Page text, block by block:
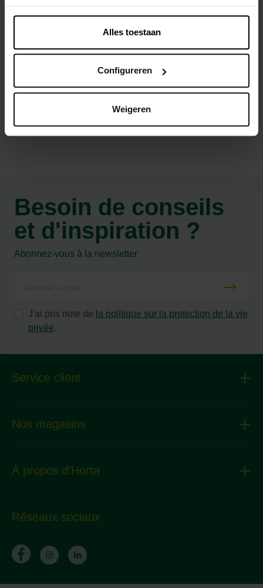
meer informatie.
Alles toestaan
Configureren
Weigeren
compagnie
Besoin de conseils
et d'inspiration ?
Abonnez-vous à la newsletter
J'ai pris note de la politique sur la protection de la vie
privée.
Service client
Nos magasins
À propos d'Horta
Réseaux sociaux